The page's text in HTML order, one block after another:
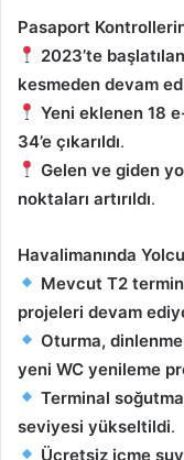
Pasaport
2023’te
kesmeden devam
Yeni eklenen 18
34’e çıkarıldı.
Gelen ve giden
noktaları artırıldı.
Havalimanında
Mevcut T2
projeleri devam
Oturma,
yeni WC yenileme
Terminal
seviyesi yükseltildi.
Ücretsiz içme